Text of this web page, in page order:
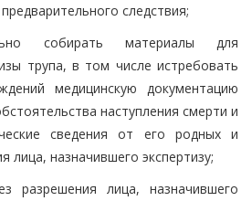
следствия;
собирать материалы для
трупа, в том числе истребовать
медицинскую документацию
наступления смерти и
сведения от его родных и
лица, назначившего экспертизу;
разрешения лица, назначившего